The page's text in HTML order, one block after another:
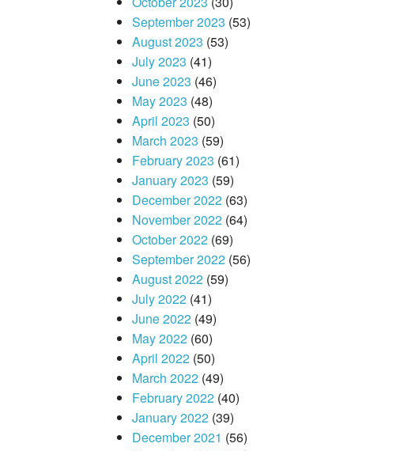
September 2023 (53)
August 2023 (53)
July 2023 (41)
June 2023 (46)
May 2023 (48)
April 2023 (50)
March 2023 (59)
February 2023 (61)
January 2023 (59)
December 2022(63)
November 2022(64)
October 2022(69)
September 2022(56)
August 2022(59)
July 2022(41)
June 2022(49)
May 2022(60)
April 2022(50)
March 2022(49)
February 2022(40)
January 2022(39)
December 2021 (56)